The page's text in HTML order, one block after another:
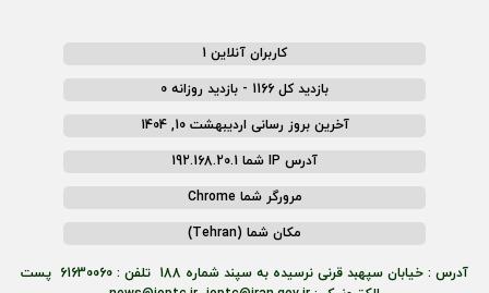
کاربران آنلاین 1
بازدید کل 1166 - بازدید روزانه 0
آخرین بروز رسانی اردیبهشت 10, 1404
آدرس IP شما 192.168.20.1
مرورگر شما Chrome
مکان شما (Tehran)
آدرس : خیابان سپهبد قرنی نرسیده به سپند شماره 188 تلفن : 61630060 پست